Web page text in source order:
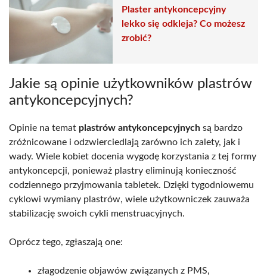
Plaster antykoncepcyjny
lekko się odkleja? Co możesz
zrobić?
Jakie są opinie użytkowników plastrów
antykoncepcyjnych?
Opinie na temat plastrów antykoncepcyjnych są bardzo
zróżnicowane i odzwierciedlają zarówno ich zalety, jak i
wady. Wiele kobiet docenia wygodę korzystania z tej formy
antykoncepcji, ponieważ plastry eliminują konieczność
codziennego przyjmowania tabletek. Dzięki tygodniowemu
cyklowi wymiany plastrów, wiele użytkowniczek zauważa
stabilizację swoich cykli menstruacyjnych.
Oprócz tego, zgłaszają one:
złagodzenie objawów związanych z PMS,